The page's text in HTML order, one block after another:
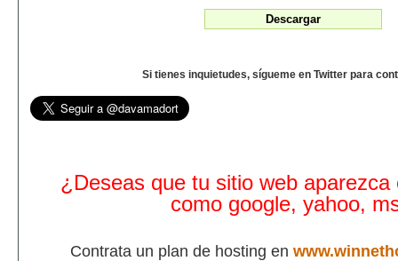
Si tienes inquietudes, sígueme en Twitter para
¿Deseas que tu sitio web aparezca
como google, yahoo,
Contrata un plan de hosting en